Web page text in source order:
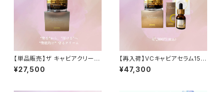
【単品販売】ザ キャビアクリー
ム 30ｇ
¥27,500
【再入荷】VCキャビアセラム15m
l＆ザ キャビアクリーム30ｇ2点
セット マスク１枚プレゼント！
¥47,300